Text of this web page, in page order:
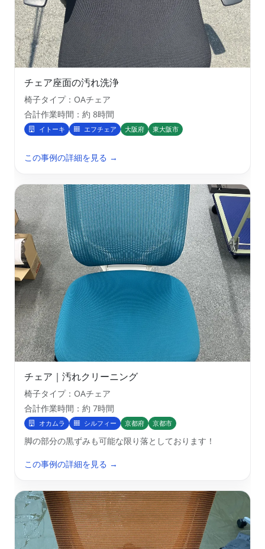
チェア座面の汚れ洗浄
椅子タイプ：OAチェア
合計作業時間：約 8時間
イトーキ エフチェア 大阪府 東大阪市
この事例の詳細を見る →
チェア｜汚れクリーニング
椅子タイプ：OAチェア
合計作業時間：約 7時間
オカムラ シルフィー 京都府 京都市
脚の部分の黒ずみも可能な限り落としております！
この事例の詳細を見る →